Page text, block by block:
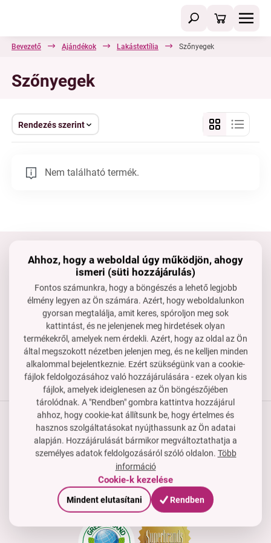
Bevezető Ajándékok Lakástextília Szőnyegek
Szőnyegek
Rendezés szerint
Nem található termék.
Tartsd velünk a kapcsolatot
Készséggel állunk rendelkezésedre, ha segítségre van
szükséged.
rendeles@dedraclub.hu
+3614451772
H–P: 8-15 óra
Termékek
Vásárlási útmutató
Cég
Tanúsítványok, díjak és tagság
Ahhoz, hogy a weboldal úgy működjön, ahogy
ismeri (süti hozzájárulás)
Fontos számunkra, hogy a böngészés a lehető legjobb
élmény legyen az Ön számára. Azért, hogy weboldalunkon
gyorsan megtalálja, amit keres, spóroljon meg sok
kattintást, és ne jelenjenek meg hirdetések olyan
termékekről, amelyek nem érdekli. Azért, hogy az oldal az Ön
által megszokott nézetben jelenjen meg, és ne kelljen minden
alkalommal bejelentkeznie. Ezért szükségünk van a cookie-
fájlok feldolgozásához való hozzájárulására - ezek olyan kis
fájlok, amelyek ideiglenesen az Ön böngészőjében
tárolódnak. A "Rendben" gombra kattintva hozzájárul
ahhoz, hogy cookie-kat állítsunk be, hogy értelmes és
hasznos szolgáltatásokat nyújthassunk az Ön adatai
alapján. Hozzájárulását bármikor megváltoztathatja a
személyes adatok feldolgozásáról szóló oldalon. Több
információ
Cookie-k kezelése
Mindent elutasítani Rendben